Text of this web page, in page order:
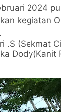
2024
kegiatan
.S (Sekmat
Dody(Kanit